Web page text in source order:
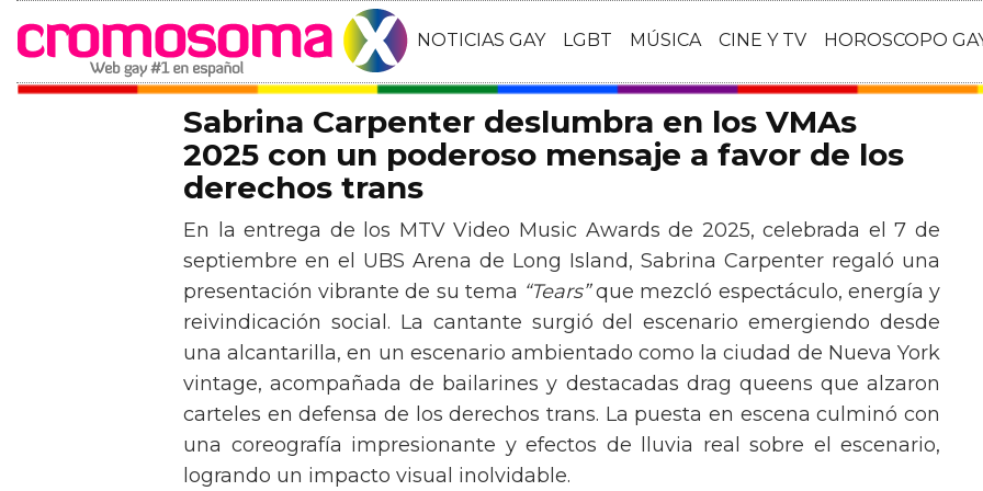
NOTICIAS GAY LGBT MÚSICA CINE Y TV HOROSCOPO
Sabrina Carpenter deslumbra en los VMAs
2025 con un poderoso mensaje a favor de los
derechos trans
En la entrega de los MTV Video Music Awards de 2025, celebrada el 7 de
septiembre en el UBS Arena de Long Island, Sabrina Carpenter regaló una
presentación vibrante de su tema “Tears”que mezcló espectáculo, energía y
reivindicación social. La cantante surgió del escenario emergiendo desde
una alcantarilla, en un escenario ambientado como la ciudad de Nueva York
vintage, acompañada de bailarines y destacadas drag queens que alzaron
carteles en defensa de los derechos trans. La puesta en escena culminó con
una coreografía impresionante y efectos de lluvia real sobre el escenario,
logrando un impacto visual inolvidable.